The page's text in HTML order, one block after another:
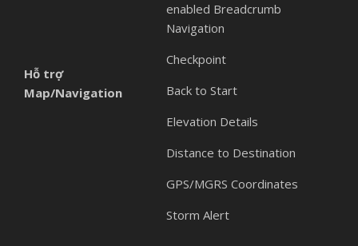
Hỗ trợ
Map/Navigation
enabled Breadcrumb
Navigation
Checkpoint
Back to Start
Elevation Details
Distance to Destination
GPS/MGRS Coordinates
Storm Alert